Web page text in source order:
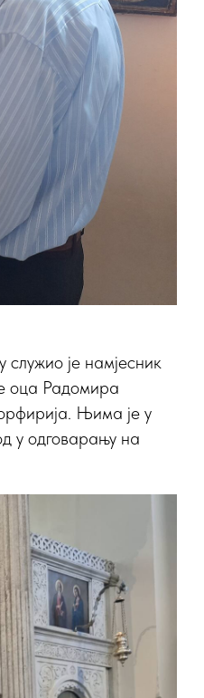
је намјесник
оца Радомира
Њима је у
у одговарању на